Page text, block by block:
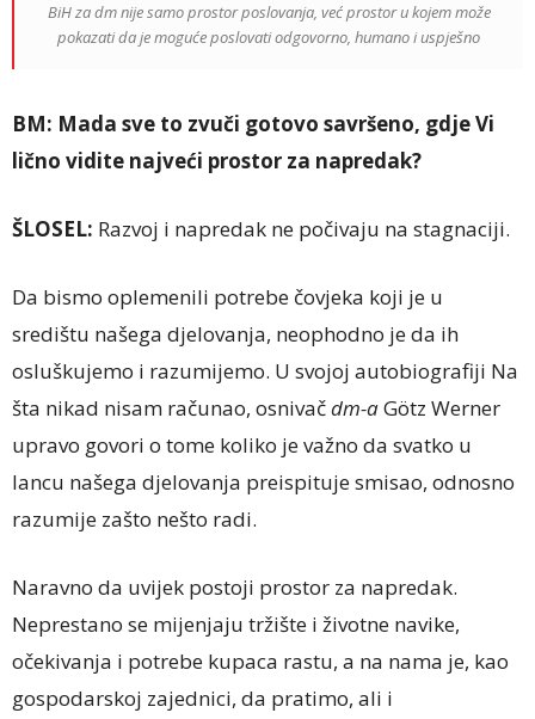
BiH za dm nije samo prostor poslovanja, već prostor u kojem može
pokazati da je moguće poslovati odgovorno, humano i uspješno
BM: Mada sve to zvuči gotovo savršeno, gdje Vi
lično vidite najveći prostor za napredak?
ŠLOSEL: Razvoj i napredak ne počivaju na stagnaciji.
Da bismo oplemenili potrebe čovjeka koji je u
središtu našega djelovanja, neophodno je da ih
osluškujemo i razumijemo. U svojoj autobiografiji Na
šta nikad nisam računao, osnivačdm-aGötz Werner
upravo govori o tome koliko je važno da svatko u
lancu našega djelovanja preispituje smisao, odnosno
razumije zašto nešto radi.
Naravno da uvijek postoji prostor za napredak.
Neprestano se mijenjaju tržište i životne navike,
očekivanja i potrebe kupaca rastu, a na nama je, kao
gospodarskoj zajednici, da pratimo, ali i